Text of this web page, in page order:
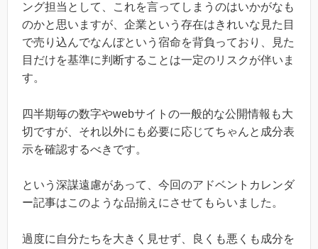
ング担当として、これを言ってしまうのはいかがなも
のかと思いますが、企業という存在はきれいな見た目
で売り込んでなんぼという宿命を背負っており、見た
目だけを基準に判断することは一定のリスクが伴いま
す。
四半期毎の数字やwebサイトの一般的な公開情報も大
切ですが、それ以外にも必要に応じてちゃんと成分表
示を確認するべきです。
という深謀遠慮があって、今回のアドベントカレンダ
ー記事はこのような品揃えにさせてもらいました。
過度に自分たちを大きく見せず、良くも悪くも成分を